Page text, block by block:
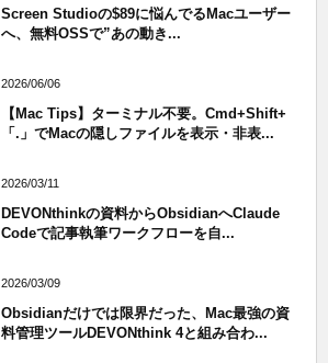
Screen Studioの$89に悩んでるMacユーザー
へ、無料OSSで”あの動き...
2026/06/06
【Mac Tips】ターミナル不要。Cmd+Shift+
「.」でMacの隠しファイルを表示・非表...
2026/03/11
DEVONthinkの資料からObsidianへClaude
Codeで記事執筆ワークフローを自...
2026/03/09
Obsidianだけでは限界だった、Mac最強の資
料管理ツールDEVONthink 4と組み合わ...